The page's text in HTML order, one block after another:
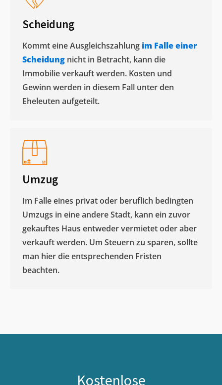
Scheidung
Kommt eine Ausgleichszahlung im Falle einer
Scheidung nicht in Betracht, kann die
Immobilie verkauft werden. Kosten und
Gewinn werden in diesem Fall unter den
Eheleuten aufgeteilt.​
Umzug
Im Falle eines privat oder beruflich bedingten
Umzugs in eine andere Stadt, kann ein zuvor
gekauftes Haus entweder vermietet oder aber
verkauft werden. Um Steuern zu sparen, sollte
man hier die entsprechenden Fristen
beachten.
Kostenlose